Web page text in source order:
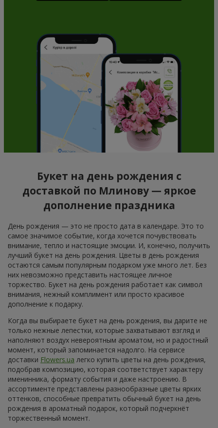
Букет на день рождения с
доставкой по Млинову — яркое
дополнение праздника
День рождения — это не просто дата в календаре. Это то
самое значимое событие, когда хочется почувствовать
внимание, тепло и настоящие эмоции. И, конечно, получить
лучший букет на день рождения. Цветы в день рождения
остаются самым популярным подарком уже много лет. Без
них невозможно представить настоящее личное
торжество. Букет на день рождения работает как символ
внимания, нежный комплимент или просто красивое
дополнение к подарку.
Когда вы выбираете букет на день рождения, вы дарите не
только нежные лепестки, которые захватывают взгляд и
наполняют воздух невероятным ароматом, но и радостный
момент, который запоминается надолго. На сервисе
доставки Flowers.ua легко купить цветы на день рождения,
подобрав композицию, которая соответствует характеру
именинника, формату события и даже настроению. В
ассортименте представлены разнообразные цветы ярких
оттенков, способные превратить обычный букет на день
рождения в ароматный подарок, который подчеркнёт
торжественный момент.